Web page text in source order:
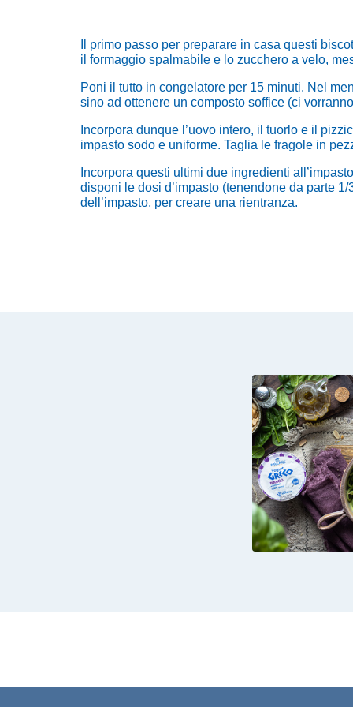
Il primo passo per preparare in casa questi
il formaggio spalmabile e lo zucchero a velo,
Poni il tutto in congelatore per 15 minuti. Nel
sino ad ottenere un composto soffice (ci
Incorpora dunque l’uovo intero, il tuorlo e il
impasto sodo e uniforme. Taglia le fragole in
Incorpora questi ultimi due ingredienti
disponi le dosi d’impasto (tenendone da parte
dell’impasto, per creare una rientranza.